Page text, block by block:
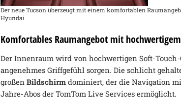
Der neue Tucson überzeugt mit einem komfortablen
Hyundai
Komfortables Raumangebot mit
Der Innenraum wird von hochwertigen Soft-
angenehmes Griffgefühl sorgen. Die schlicht
großenBildschirm dominiert, der die Navigation
Jahre-Abos der TomTom Live Services ermöglicht.